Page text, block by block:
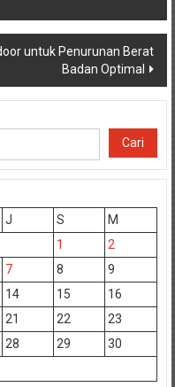
untuk Penurunan Berat
Badan Optimal
Cari
J S
M
1
2
7 8
9
14 15
16
21 22
23
28 29
30